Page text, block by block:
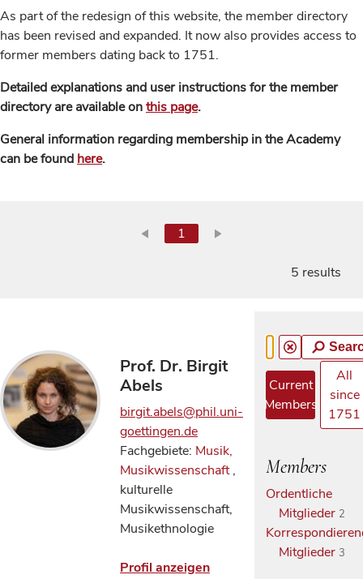
As part of the redesign of this website, the member directory
has been revised and expanded. It now also provides access to
former members dating back to 1751.
Detailed explanations and user instructions for the member
directory are available onthis page.
General information regarding membership in the Academy
can be found here.
1
5 results
Prof. Dr. Birgit
Abels
birgit.abels@phil.uni-
goettingen.de
Fachgebiete: Musik,
Musikwissenschaft,
kulturelle
Musikwissenschaft,
Musikethnologie
Profil anzeigen
Current
Members
All
since
1751
Members
Ordentliche
Mitglieder 2
Mitglieder 3